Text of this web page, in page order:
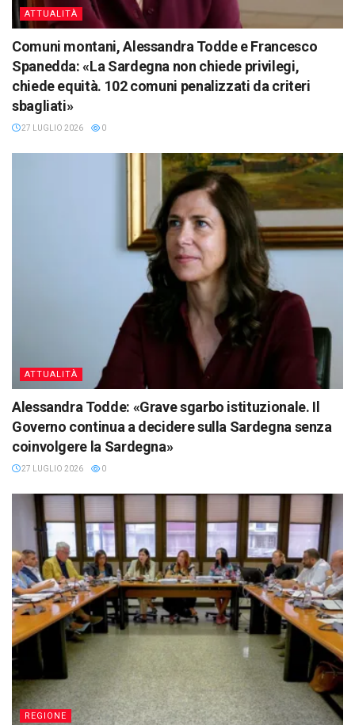
ATTUALITÀ
Comuni montani, Alessandra Todde e Francesco
Spanedda: «La Sardegna non chiede privilegi,
chiede equità. 102 comuni penalizzati da criteri
sbagliati»
27 LUGLIO 2026 0
ATTUALITÀ
Alessandra Todde: «Grave sgarbo istituzionale. Il
Governo continua a decidere sulla Sardegna senza
coinvolgere la Sardegna»
27 LUGLIO 2026 0
REGIONE